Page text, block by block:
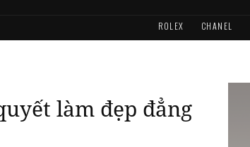
ROLEX CHANEL
làm đẹp đẳng